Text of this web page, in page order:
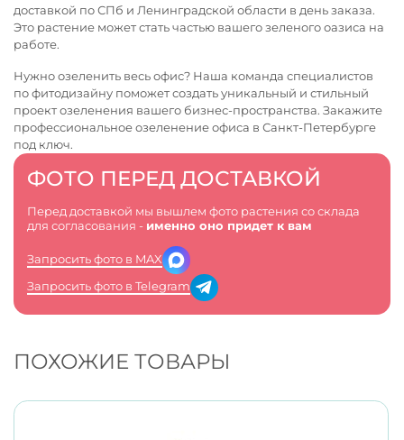
ФОТО ПЕРЕД ДОСТАВКОЙ
Перед доставкой мы вышлем фото растения со склада
для согласования - именно оно придет к вам
Запросить фото в MAX
Запросить фото в Telegram
доставкой по СПб и Ленинградской области в день заказа.
Это растение может стать частью вашего зеленого оазиса на
работе.
Нужно озеленить весь офис? Наша команда специалистов
по фитодизайну поможет создать уникальный и стильный
проект озеленения вашего бизнес-пространства. Закажите
профессиональноеозеленение офиса в Санкт-Петербурге
под ключ.
ПОХОЖИЕ ТОВАРЫ